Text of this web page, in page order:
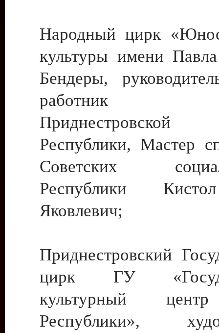
Народный цирк
культуры имени
Бендеры,
работник
Приднестровской
Республики, Мастер
Советских
Республики
Яковлевич;
Приднестровский
цирк ГУ
культурный
Республики»,